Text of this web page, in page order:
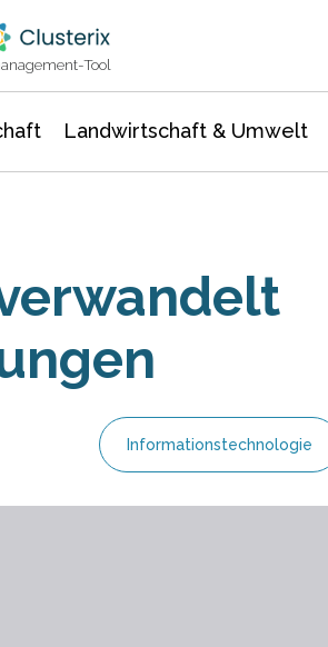
Tool
Landwirtschaft & Umwelt
Informationstechnologie